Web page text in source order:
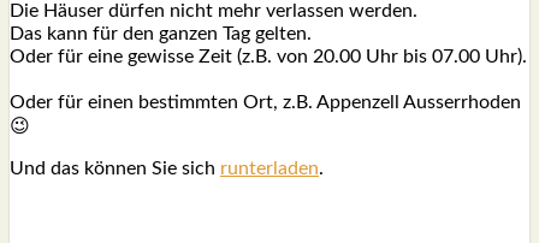
Die Häu­ser dür­fen nicht mehr ver­las­sen wer­den.
Das kann für den gan­zen Tag gel­ten.
Oder für eine gewis­se Zeit (z.B. von 20.00 Uhr bis 07.00 Uhr).
Oder für einen bestimm­ten Ort, z.B. Appen­zell Aus­ser­rho­den
😉
Und das kön­nen Sie sich run­ter­la­den.